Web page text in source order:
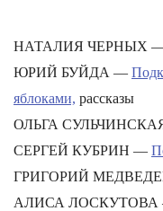
НАТАЛИЯ ЧЕРНЫХ
ЮРИЙ БУЙДА —
яблоками, рассказы
ОЛЬГА
СЕРГЕЙ КУБРИН —
ГРИГОРИЙ
АЛИСА